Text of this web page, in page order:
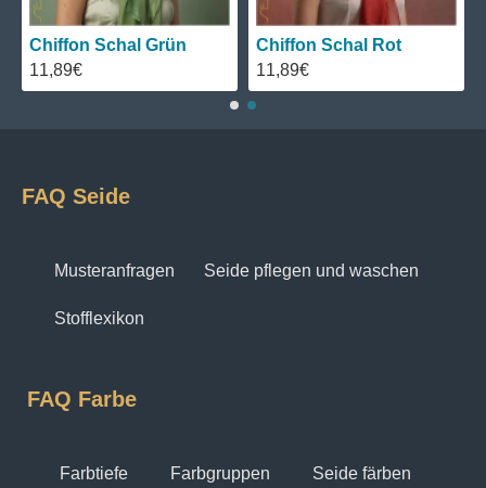
Chiffon Schal Grün
11,89€
Chiffon Schal Rot
11,89€
FAQ Seide
Musteranfragen Seide pflegen und waschen
Stofflexikon
FAQ Farbe
Farbtiefe Farbgruppen Seide färben